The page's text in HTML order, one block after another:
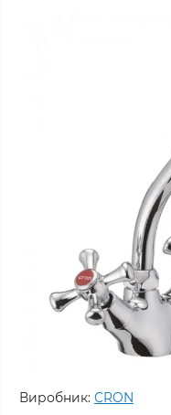
Виробник: CRON